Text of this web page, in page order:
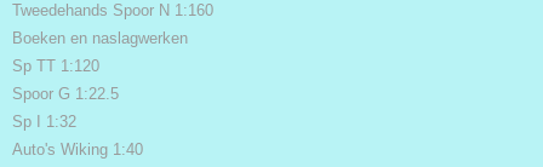
Tweedehands Spoor N 1:160
Boeken en naslagwerken
Sp TT 1:120
Spoor G 1:22.5
Sp I 1:32
Auto's Wiking 1:40